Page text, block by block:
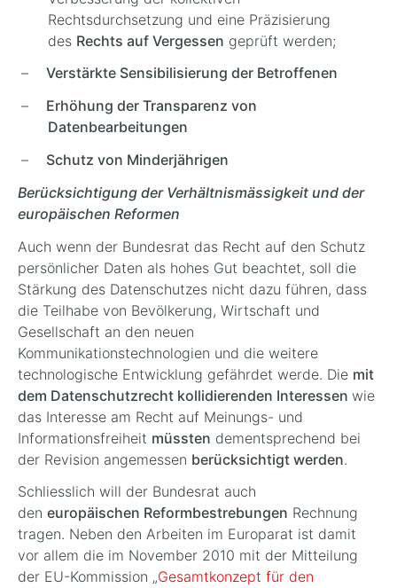
Rechtsdurchsetzung und eine Präzisierung
des Rechts auf Vergessen geprüft werden;
Verstärkte Sensibilisierung der Betroffenen
Erhöhung der Transparenz von
Datenbearbeitungen
Schutz von Minderjährigen
Berücksichtigung der Verhältnismässigkeit und der
europäischen Reformen
Auch wenn der Bundesrat das Recht auf den Schutz
persönlicher Daten als hohes Gut beachtet, soll die
Stärkung des Datenschutzes nicht dazu führen, dass
die Teilhabe von Bevölkerung, Wirtschaft und
Gesellschaft an den neuen
Kommunikationstechnologien und die weitere
technologische Entwicklung gefährdet werde. Die mit
dem Datenschutzrecht kollidierenden Interessen wie
das Interesse am Recht auf Meinungs- und
Informationsfreiheit müssten dementsprechend bei
der Revision angemessen berücksichtigt werden.
Schliesslich will der Bundesrat auch
den europäischen Reformbestrebungen Rechnung
tragen. Neben den Arbeiten im Europarat ist damit
vor allem die im November 2010 mit der Mitteilung
der EU-Kommission „Gesamtkonzept für den